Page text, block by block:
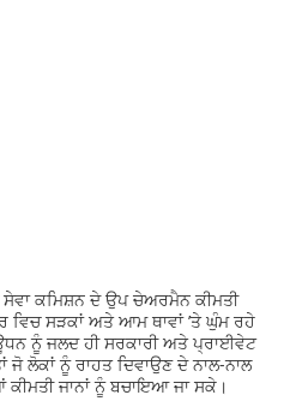
ਕਮਿਸ਼ਨ ਦੇ ਉਪ ਚੇਅਰਮੈਨ ਕੀਮਤੀ
ਸੜਕਾਂ ਅਤੇ ਆਮ ਥਾਵਾਂ ’ਤੇ ਘੁੰਮ ਰਹੇ
ਨੂੰ ਜਲਦ ਹੀ ਸਰਕਾਰੀ ਅਤੇ ਪ੍ਰਾਈਵੇਟ
ਜੋ ਲੋਕਾਂ ਨੂੰ ਰਾਹਤ ਦਿਵਾਉਣ ਦੇ ਨਾਲ-ਨਾਲ
ਕੀਮਤੀ ਜਾਨਾਂ ਨੂੰ ਬਚਾਇਆ ਜਾ ਸਕੇ।